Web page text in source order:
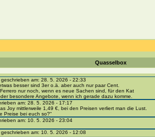
Quasselbox
am: 28. 5. 2026 - 22:33
besser sind 3er o.ä. aber auch nur paar Cent.
nur noch, wenn es neue Sachen sind, für den Kat
besondere Angebote, wenn ich gerade dazu komme.
am: 28. 5. 2026 - 17:17
Joy mittlerweile 1,49 €, bei den Preisen verliert man die Lust.
Preise bei euch so?“
am: 10. 5. 2026 - 23:04
am: 10. 5. 2026 - 12:08